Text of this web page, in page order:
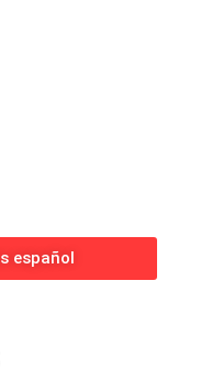
español